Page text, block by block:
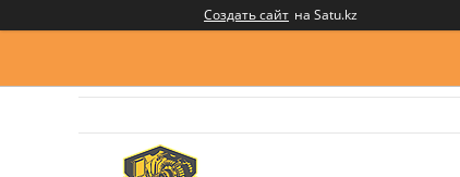
Создать сайт на Satu.kz